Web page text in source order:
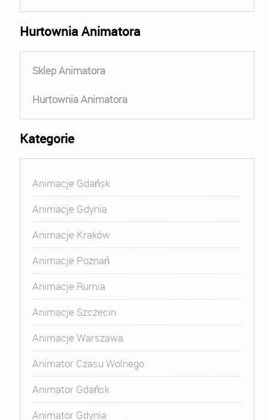
Hurtownia Animatora
Sklep Animatora
Hurtownia Animatora
Kategorie
Animacje Gdańsk
Animacje Gdynia
Animacje Kraków
Animacje Poznań
Animacje Rumia
Animacje Szczecin
Animacje Warszawa
Animator Czasu Wolnego
Animator Gdańsk
Animator Gdynia